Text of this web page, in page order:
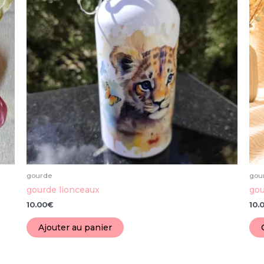
gourde
gourde lionceaux
10.00€
Ajouter au panier